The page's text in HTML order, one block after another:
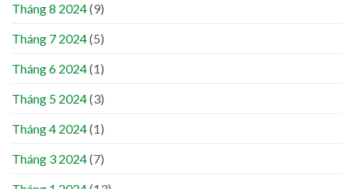
Tháng 8 2024(9)
Tháng 7 2024(5)
Tháng 6 2024(1)
Tháng 5 2024(3)
Tháng 4 2024(1)
Tháng 3 2024(7)